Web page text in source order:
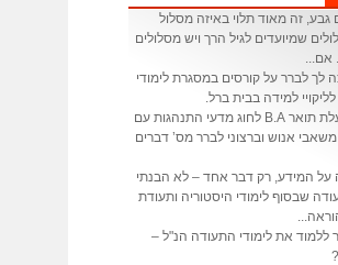
זה מאוד תלוי באיזה מסלול
שמיועדים לגיל הרך ויש מסלולים
אם...
לך לברר על קורסים במסגרת לימודי
למידה בבית ברל.
: אני בעלת תואר B.A לחוג מדעי התנהגות עם
אנוש וברצוני לברר מס’ דברים
על המידע, רק דבר אחד – לא הבנתי
שבסוף לימודי היסטוריה ותעודת
ללמוד את לימודי התעודה הנ"ל –